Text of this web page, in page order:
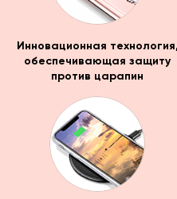
Инновационная технология,
обеспечивающая защиту
против царапин